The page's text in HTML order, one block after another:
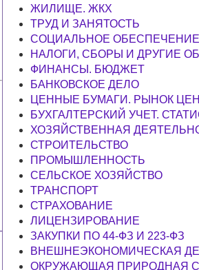
ЖИЛИЩЕ. ЖКХ
ТРУД И ЗАНЯТОСТЬ
СОЦИАЛЬНОЕ
НАЛОГИ, СБОРЫ И ДРУГИЕ
ФИНАНСЫ. БЮДЖЕТ
БАНКОВСКОЕ ДЕЛО
ЦЕННЫЕ БУМАГИ. РЫНОК
БУХГАЛТЕРСКИЙ УЧЕТ.
ХОЗЯЙСТВЕННАЯ
СТРОИТЕЛЬСТВО
ПРОМЫШЛЕННОСТЬ
СЕЛЬСКОЕ ХОЗЯЙСТВО
ТРАНСПОРТ
СТРАХОВАНИЕ
ЛИЦЕНЗИРОВАНИЕ
ЗАКУПКИ ПО 44-ФЗ И 223-ФЗ
ВНЕШНЕЭКОНОМИЧЕСКАЯ
ОКРУЖАЮЩАЯ ПРИРОДНАЯ